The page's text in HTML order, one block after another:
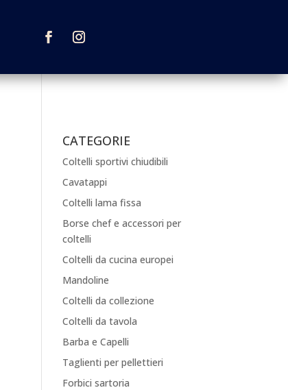
CATEGORIE
Coltelli sportivi chiudibili
Cavatappi
Coltelli lama fissa
Borse chef e accessori per
coltelli
Coltelli da cucina europei
Mandoline
Coltelli da collezione
Coltelli da tavola
Barba e Capelli
Taglienti per pellettieri
Forbici sartoria